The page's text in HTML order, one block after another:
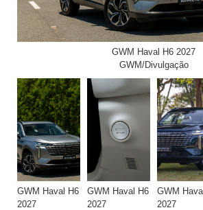
GWM Haval H6 2027
GWM/Divulgação
GWM Haval H6
2027
GWM Haval H6
2027
GWM
2027